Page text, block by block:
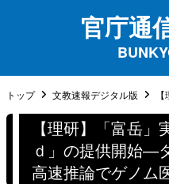
官庁通
トップ 文教速報デジタル版
【理研】「富岳」
ｄ」の提供開始―
高速推論でゲノ